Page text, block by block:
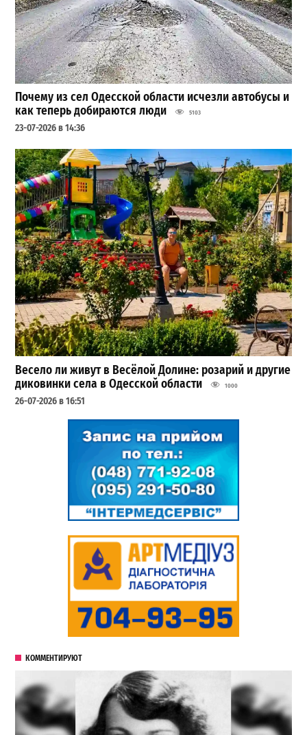
Почему из сел Одесской области исчезли автобусы и
как теперь добираются люди
5103
23-07-2026 в 14:36
Весело ли живут в Весёлой Долине: розарий и другие
диковинки села в Одесской области
1000
26-07-2026 в 16:51
КОММЕНТИРУЮТ